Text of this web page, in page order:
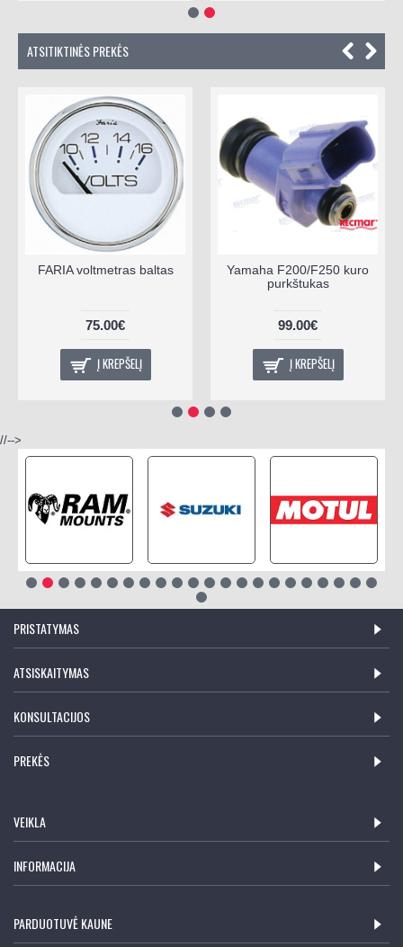
ATSITIKTINĖS PREKĖS
FARIA voltmetras baltas
75.00€
Į KREPŠELĮ
Yamaha F200/F250 kuro
purkštukas
99.00€
Į KREPŠELĮ
//-->
PRISTATYMAS
ATSISKAITYMAS
KONSULTACIJOS
PREKĖS
VEIKLA
INFORMACIJA
PARDUOTUVĖ KAUNE